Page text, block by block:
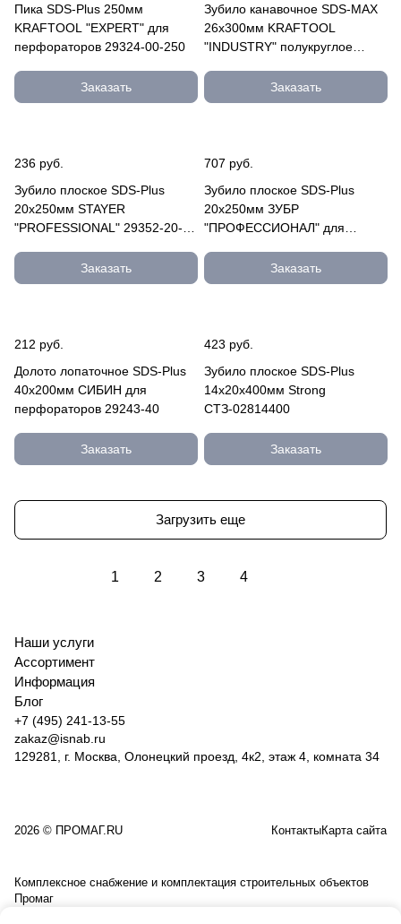
Пика SDS-Plus 250мм
KRAFTOOL "EXPERT" для
перфораторов 29324-00-250
Заказать
Зубило канавочное SDS-MAX
26х300мм KRAFTOOL
"INDUSTRY" полукруглое
Заказать
236 руб.
Зубило плоское SDS-Plus
20х250мм STAYER
"PROFESSIONAL" 29352-20-
Заказать
707 руб.
Зубило плоское SDS-Plus
20х250мм ЗУБР
"ПРОФЕССИОНАЛ" для
Заказать
212 руб.
Долото лопаточное SDS-Plus
40x200мм СИБИН для
перфораторов 29243-40
Заказать
423 руб.
Зубило плоское SDS-Plus
14х20х400мм Strong
СТЗ-02814400
Заказать
Загрузить еще
1 2 3 4
Наши услуги
Ассортимент
Информация
Блог
+7 (495) 241-13-55
zakaz@isnab.ru
129281, г. Москва, Олонецкий проезд, 4к2, этаж 4, комната 34
2026 © ПРОМАГ.RU КонтактыКарта сайта
Комплексное снабжение и комплектация строительных объектов
Промаг